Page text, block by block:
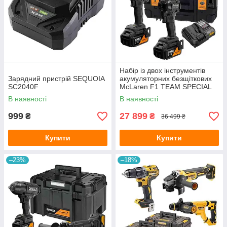
Зарядний пристрій SEQUOIA
SC2040F
В наявності
999 ₴
Купити
Набір із двох інструментів
акумуляторних безщіткових
McLaren F1 TEAM SPECIAL
EDITION DeWALT
DCK2224MP2T
В наявності
27 899 ₴ 36 499 ₴
Купити
–23% –18%